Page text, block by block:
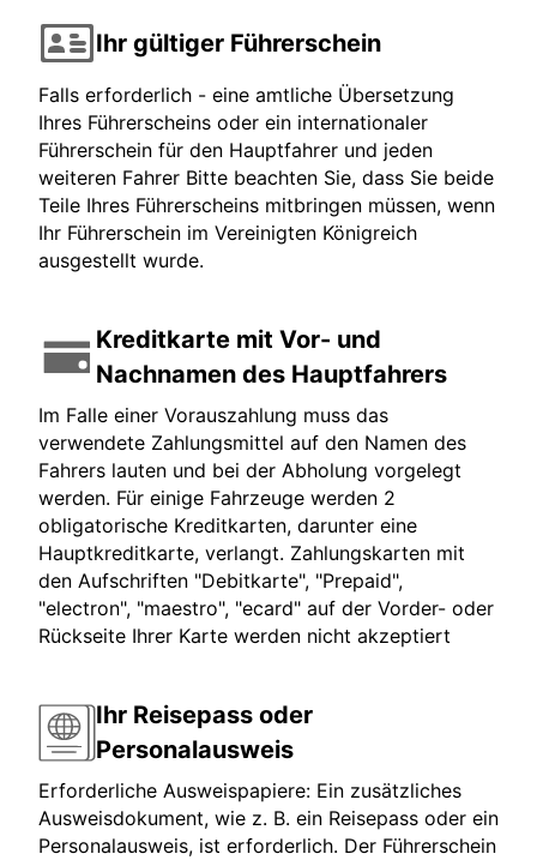
Ihr gültiger Führerschein
Falls erforderlich - eine amtliche Übersetzung
Ihres Führerscheins oder ein internationaler
Führerschein für den Hauptfahrer und jeden
weiteren Fahrer Bitte beachten Sie, dass Sie beide
Teile Ihres Führerscheins mitbringen müssen, wenn
Ihr Führerschein im Vereinigten Königreich
ausgestellt wurde.
Kreditkarte mit Vor- und
Nachnamen des Hauptfahrers
Im Falle einer Vorauszahlung muss das
verwendete Zahlungsmittel auf den Namen des
Fahrers lauten und bei der Abholung vorgelegt
werden. Für einige Fahrzeuge werden 2
obligatorische Kreditkarten, darunter eine
Hauptkreditkarte, verlangt. Zahlungskarten mit
den Aufschriften "Debitkarte", "Prepaid",
"electron", "maestro", "ecard" auf der Vorder- oder
Rückseite Ihrer Karte werden nicht akzeptiert
Ihr Reisepass oder
Personalausweis
Erforderliche Ausweispapiere: Ein zusätzliches
Ausweisdokument, wie z. B. ein Reisepass oder ein
Personalausweis, ist erforderlich. Der Führerschein